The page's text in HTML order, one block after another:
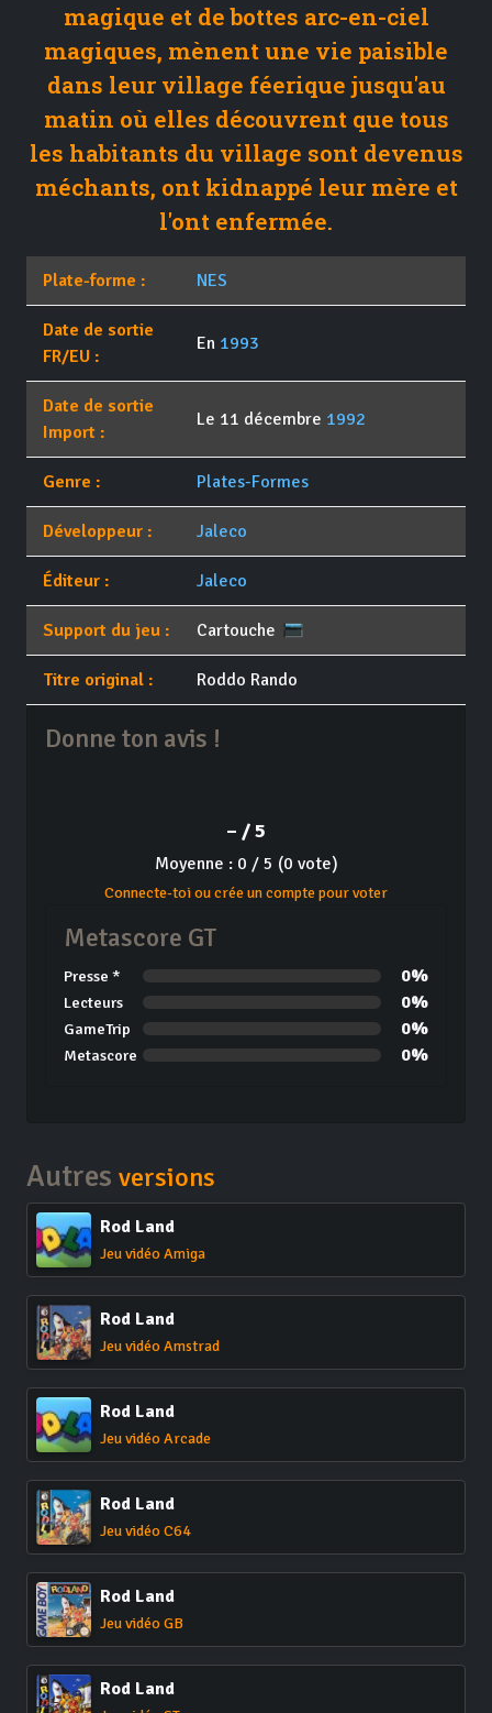
magique et de bottes arc-en-ciel
magiques, mènent une vie paisible
dans leur village féerique jusqu'au
matin où elles découvrent que tous
les habitants du village sont devenus
méchants, ont kidnappé leur mère et
l'ont enfermée.
Plate-forme : NES
Date de sortie
FR/EU :
En 1993
Date de sortie
Import :
Le 11 décembre 1992
Genre : Plates-Formes
Développeur : Jaleco
Éditeur : Jaleco
Support du jeu : Cartouche
Titre original : Roddo Rando
Donne ton avis !
– / 5
Moyenne : 0 / 5 (0 vote)
Connecte-toi ou crée un compte pour voter
Metascore GT
Presse * 0%
Lecteurs 0%
GameTrip 0%
Metascore 0%
Autres versions
Rod Land
Jeu vidéo Amiga
Rod Land
Jeu vidéo Amstrad
Rod Land
Jeu vidéo Arcade
Rod Land
Jeu vidéo C64
Rod Land
Jeu vidéo GB
Rod Land